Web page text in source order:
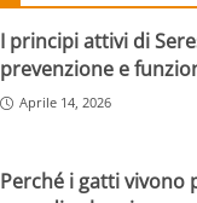
I principi attivi di
prevenzione e
Aprile 14, 2026
Perché i gatti vivono